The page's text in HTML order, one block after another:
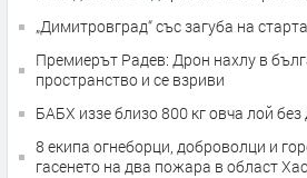
„Димитровград“ със загуба на
Премиерът Радев: Дрон нахлу в
пространство и се взриви
БАБХ иззе близо 800 кг овча лой
8 екипа огнеборци, доброволци и
гасенето на два пожара в област